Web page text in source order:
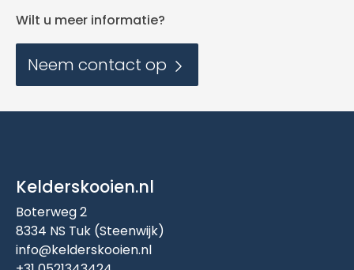
Wilt u meer informatie?
Neem contact op
Kelderskooien.nl
Boterweg 2
8334 NS Tuk (Steenwijk)
info@kelderskooien.nl